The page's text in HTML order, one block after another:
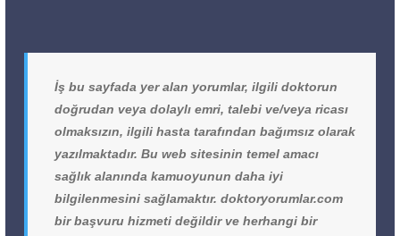
İş bu sayfada yer alan yorumlar, ilgili doktorun
doğrudan veya dolaylı emri, talebi ve/veya ricası
olmaksızın, ilgili hasta tarafından bağımsız olarak
yazılmaktadır. Bu web sitesinin temel amacı
sağlık alanında kamuoyunun daha iyi
bilgilenmesini sağlamaktır. doktoryorumlar.com
bir başvuru hizmeti değildir ve herhangi bir